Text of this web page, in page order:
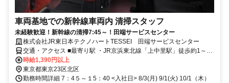
車両基地での新幹線車両内 清掃スタッフ
未経験歓迎！新幹線の清掃7:45～！田端サービスセンター
株式会社JR東日本テクノハートTESSEI 田端サービスセンター
交通・アクセス ■最寄り駅 ・JR京浜東北線「上中里駅」徒歩約1～4
分 ・都電荒川線「梶原駅」徒歩約8分 ・東京メトロ南北線「西ケ原
駅」徒歩圏内 ■ターミナル駅から上中里駅まで ・東京駅からJR京浜
東北線で約15分 ・上野駅からJR京浜東北線で約8分 ・秋葉原駅から
時給1,390円以上
東京都東京23区北区
勤務時間詳細 7：4５～１5：40 <入社日> 8/3(月) 9/1(火) 10/1（木）